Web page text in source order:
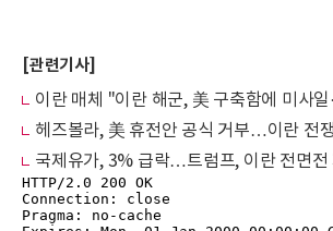
[관련기사]
헤즈볼라, 美 휴전안 공식 거부…이란 전쟁
국제유가, 3% 급락…트럼프, 이란 전면전